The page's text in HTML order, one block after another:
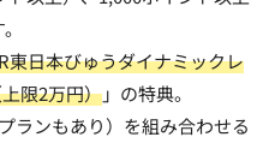
東日本びゅうダイナミックレ
限2万円）」の特典。
ランもあり）を組み合わせる